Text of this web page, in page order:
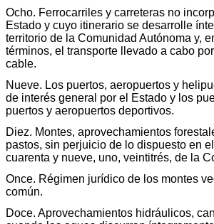
Ocho. Ferrocarriles y carreteras no
Estado y cuyo itinerario se desarrolle
territorio de la Comunidad Autónoma y,
términos, el transporte llevado a cabo
cable.
Nueve. Los puertos, aeropuertos y
de interés general por el Estado y los
puertos y aeropuertos deportivos.
Diez. Montes, aprovechamientos
pastos, sin perjuicio de lo dispuesto en
cuarenta y nueve, uno, veintitrés, de la
Once. Régimen jurídico de los montes
común.
Doce. Aprovechamientos hidráulicos,